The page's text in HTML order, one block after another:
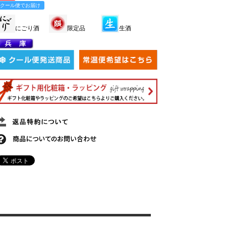
クール便でお届け
にごり酒 限定品 生酒